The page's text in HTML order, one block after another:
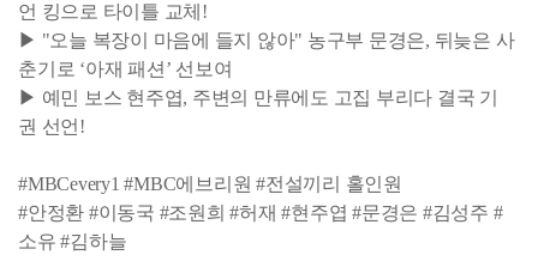
언 킹으로 타이틀 교체!
▶ "오늘 복장이 마음에 들지 않아" 농구부 문경은, 뒤늦은 사
춘기로 ‘아재 패션’ 선보여
▶ 예민 보스 현주엽, 주변의 만류에도 고집 부리다 결국 기
권 선언!
#MBCevery1 #MBC에브리원 #전설끼리 홀인원
#안정환 #이동국 #조원희 #허재 #현주엽 #문경은 #김성주 #
소유 #김하늘